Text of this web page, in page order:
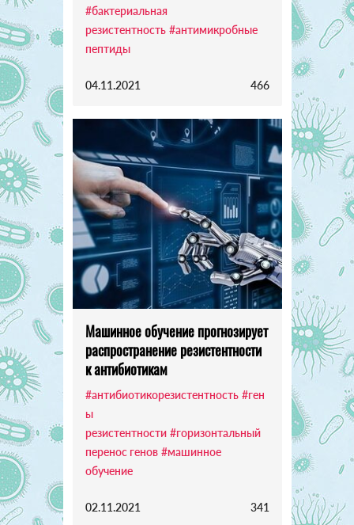
#бактериальная
резистентность #антимикробные
пептиды
04.11.2021 466
Машинное обучение прогнозирует
распространение резистентности
к антибиотикам
#антибиотикорезистентность #ген
ы
резистентности #горизонтальный
перенос генов #машинное
обучение
02.11.2021 341